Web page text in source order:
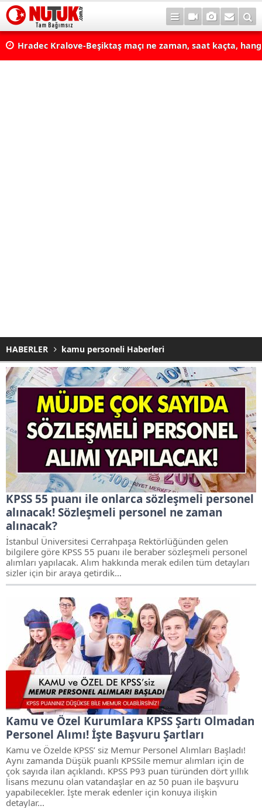
Hradec Kralove-Beşiktaş maçı ne zaman, saat kaçta,
HABERLER kamu personeli Haberleri
KPSS 55 puanı ile onlarca sözleşmeli personel
alınacak! Sözleşmeli personel ne zaman
alınacak?
İstanbul Üniversitesi Cerrahpaşa Rektörlüğünden gelen
bilgilere göre KPSS 55 puanı ile beraber sözleşmeli personel
alımları yapılacak. Alım hakkında merak edilen tüm detayları
sizler için bir araya getirdik…
Kamu ve Özel Kurumlara KPSS Şartı Olmadan
Personel Alımı! İşte Başvuru Şartları
Kamu ve Özelde KPSS’ siz Memur Personel Alımları Başladı!
Aynı zamanda Düşük puanlı KPSSile memur alımları için de
çok sayıda ilan açıklandı. KPSS P93 puan türünden dört yıllık
lisans mezunu olan vatandaşlar en az 50 puan ile başvuru
yapabilecekler. İşte merak edenler için konuya ilişkin
detaylar...